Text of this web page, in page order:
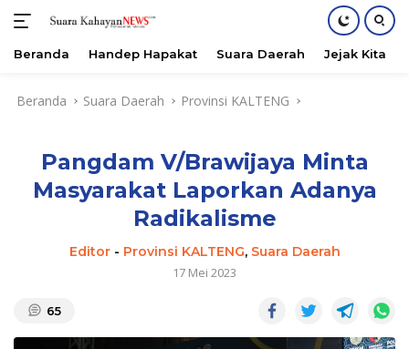
Beranda Handep Hapakat Suara Daerah Jejak Kita
Beranda Suara Daerah Provinsi KALTENG
Pangdam V/Brawijaya Minta
Masyarakat Laporkan Adanya
Radikalisme
Editor- Provinsi KALTENG, Suara Daerah
17 Mei 2023
65